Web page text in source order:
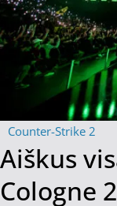
Counter-Strike 2
Aiškus
Cologne